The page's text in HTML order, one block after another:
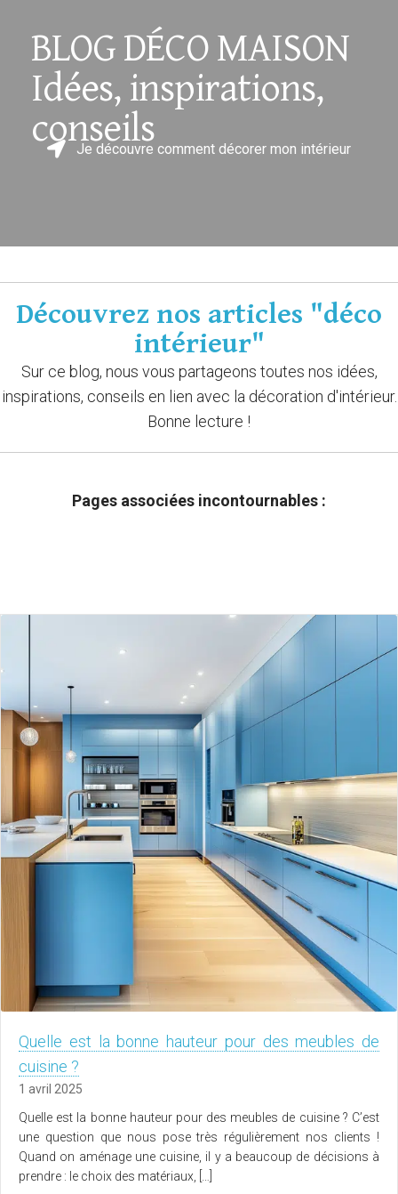
BLOG DÉCO MAISON
Idées, inspirations,
conseils
Je découvre comment décorer mon intérieur
Découvrez nos articles "déco
intérieur"
Sur ce blog, nous vous partageons toutes nos idées,
inspirations, conseils en lien avec la décoration d'intérieur.
Bonne lecture !
Pages associées incontournables :
Quelle est la bonne hauteur pour des meubles de
cuisine ?
1 avril 2025
Quelle est la bonne hauteur pour des meubles de cuisine ? C’est
une question que nous pose très régulièrement nos clients !
Quand on aménage une cuisine, il y a beaucoup de décisions à
prendre : le choix des matériaux, […]